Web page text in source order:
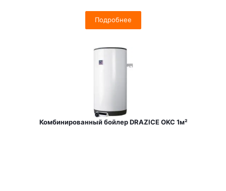
Подробнее
Комбинированный бойлер DRAZICE OKC 1м²